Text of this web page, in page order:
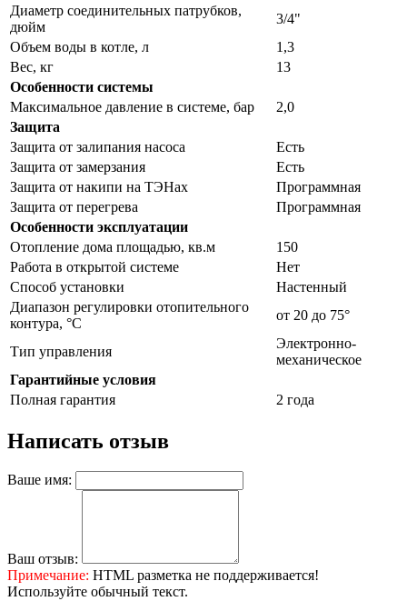
Диаметр соединительных патрубков,
дюйм
3/4"
Объем воды в котле, л
1,3
Вес, кг
13
Особенности системы
Максимальное давление в системе, бар
2,0
Защита
Защита от залипания насоса
Есть
Защита от замерзания
Есть
Защита от накипи на ТЭНах
Программная
Защита от перегрева
Программная
Особенности эксплуатации
Отопление дома площадью, кв.м
150
Работа в открытой системе
Нет
Способ установки
Настенный
Диапазон регулировки отопительного
контура, °С
от 20 до 75°
Тип управления
Электронно-
механическое
Гарантийные условия
Полная гарантия
2 года
Написать отзыв
Ваше имя:
Ваш отзыв:
Примечание: HTML разметка не поддерживается!
Используйте обычный текст.